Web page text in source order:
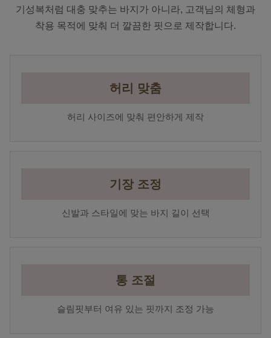
기성복처럼 대충 맞추는 바지가 아니라, 고객님의 체형과
착용 목적에 맞춰 더 깔끔한 핏으로 제작합니다.
허리 맞춤
허리 사이즈에 맞춰 편안하게 제작
기장 조정
신발과 스타일에 맞는 바지 길이 선택
통 조절
슬림핏부터 여유 있는 핏까지 조정 가능